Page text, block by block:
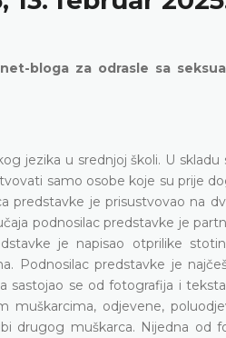
bloga za odrasle sa
jezika u srednjoj školi. U
samo osobe koje su prije
je prisustvovao na
podnosilac predstavke je
je napisao otprilike
Podnosilac predstavke je
sastojao se od fotografija i
muškarcima, odjevene,
drugog muškarca. Nijedna od